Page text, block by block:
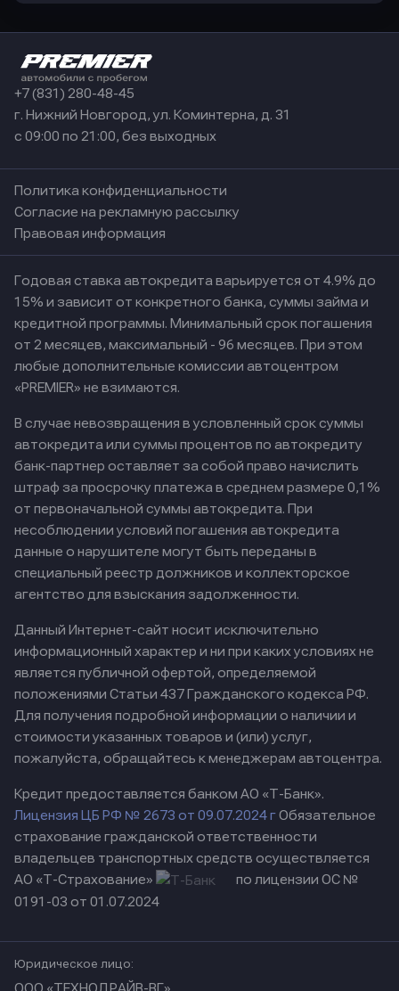
+7 (831) 280-48-45
г. Нижний Новгород, ул. Коминтерна, д. 31
с 09:00 по 21:00, без выходных
Политика конфиденциальности
Согласие на рекламную рассылку
Правовая информация
Годовая ставка автокредита варьируется от 4.9% до
15% и зависит от конкретного банка, суммы займа и
кредитной программы. Минимальный срок погашения
от 2 месяцев, максимальный - 96 месяцев. При этом
любые дополнительные комиссии автоцентром
«PREMIER» не взимаются.
В случае невозвращения в условленный срок суммы
автокредита или суммы процентов по автокредиту
банк-партнер оставляет за собой право начислить
штраф за просрочку платежа в среднем размере 0,1%
от первоначальной суммы автокредита. При
несоблюдении условий погашения автокредита
данные о нарушителе могут быть переданы в
специальный реестр должников и коллекторское
агентство для взыскания задолженности.
Данный Интернет-сайт носит исключительно
информационный характер и ни при каких условиях не
является публичной офертой, определяемой
положениями Статьи 437 Гражданского кодекса РФ.
Для получения подробной информации о наличии и
стоимости указанных товаров и (или) услуг,
пожалуйста, обращайтесь к менеджерам автоцентра.
Кредит предоставляется банком АО «Т-Банк».
Лицензия ЦБ РФ № 2673 от 09.07.2024 гОбязательное
страхование гражданской ответственности
владельцев транспортных средств осуществляется
АО «Т-Страхование»
по лицензии ОС №
0191-03 от 01.07.2024
Юридическое лицо: